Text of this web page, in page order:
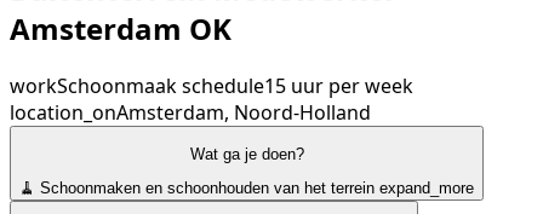
Amsterdam OK
workSchoonmaakschedule15 uur per week
location_onAmsterdam, Noord-Holland
Wat ga je doen?
🧹 Schoonmaken en schoonhouden van het terrein expand_more